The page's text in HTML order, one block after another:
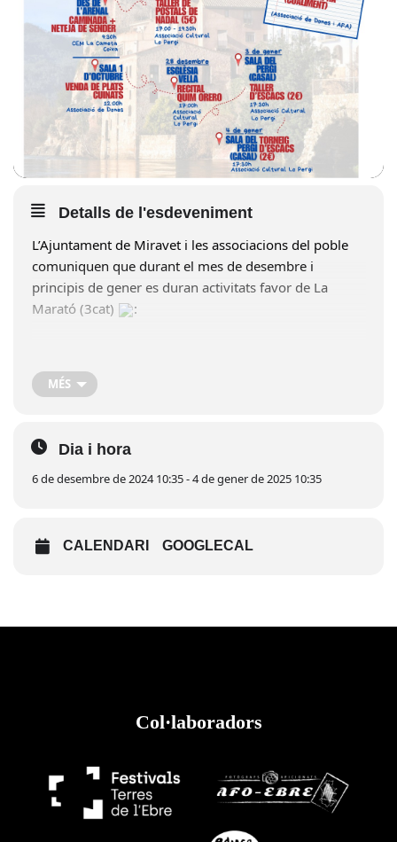
Detalls de l'esdeveniment
L’Ajuntament de Miravet i les associacions del poble
comuniquen que durant el mes de desembre i
principis de gener es duran activitats favor de La
Marató (3cat)
:
solidaris amb l’Associació de Dones de Miravet.
d’Amics dels Cavalls de Miravet.
l’AFA de l’Escola Roc Llop i Convalia.
| CEM La Cameta Coixa organitza una caminada
solidària de descobriment de la vegetació local (pels
més joves i nens) amb neteja del sender que s’inicia a
la part de baix del Barranc de les Eixugueres.
MÉS
Dia i hora
6 de desembre de 2024 10:35 - 4 de gener de 2025 10:35
CALENDARI GOOGLECAL
Col·laboradors